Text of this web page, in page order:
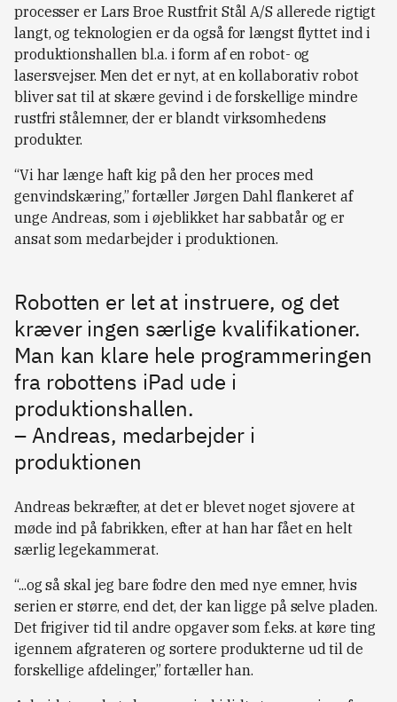
processer er Lars Broe Rustfrit Stål A/S allerede rigtigt
langt, og teknologien er da også for længst flyttet ind i
produktionshallen bl.a. i form af en robot- og
lasersvejser. Men det er nyt, at en kollaborativ robot
bliver sat til at skære gevind i de forskellige mindre
rustfri stålemner, der er blandt virksomhedens
produkter.
“Vi har længe haft kig på den her proces med
genvindskæring,” fortæller Jørgen Dahl flankeret af
unge Andreas, som i øjeblikket har sabbatår og er
ansat som medarbejder i produktionen.
Robotten er let at instruere, og det
kræver ingen særlige kvalifikationer.
Man kan klare hele programmeringen
fra robottens iPad ude i
produktionshallen.
– Andreas, medarbejder i
produktionen
Andreas bekræfter, at det er blevet noget sjovere at
møde ind på fabrikken, efter at han har fået en helt
særlig legekammerat.
“...og så skal jeg bare fodre den med nye emner, hvis
serien er større, end det, der kan ligge på selve pladen.
Det frigiver tid til andre opgaver som f.eks. at køre ting
igennem afgrateren og sortere produkterne ud til de
forskellige afdelinger,” fortæller han.